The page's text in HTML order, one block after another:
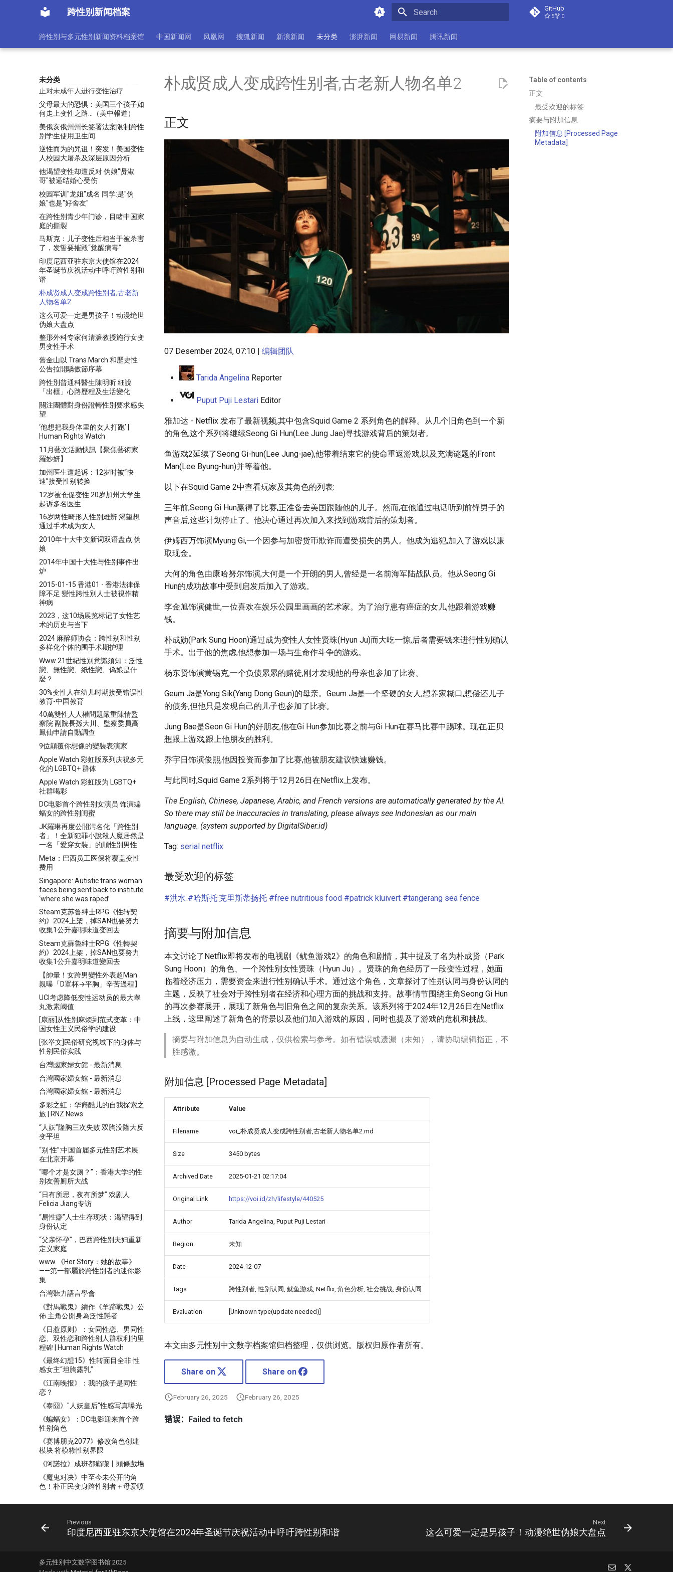
跨性别新闻档案 GitHub
5 0
跨性别与多元性别新闻资料档案馆 中国新闻网 凤凰网 搜狐新闻 新浪新闻 未分类 澎湃新闻 网易新闻 腾讯新闻
未分类
[我是跨男不是Ｔ】 政大生勇敢追
尋自我性別認同
一醒来惊觉遭“变性成女生”，还被
最高院可能支持田纳西州禁令 阻
止对未成年人进行变性治疗
父母最大的恐惧：美国三个孩子如
何走上变性之路…（美中報道）
美俄亥俄州州长签署法案限制跨性
别学生使用卫生间
逆性而为的咒诅！突发！美国变性
人校园大屠杀及深层原因分析
他渴望变性却遭反对 伪娘"贤淑
哥"被逼结婚心受伤
校园军训"龙姐"成名 同学:是"伪
娘"也是"好舍友"
在跨性别青少年门诊，目睹中国家
庭的撕裂
马斯克：儿子变性后相当于被杀害
了，发誓要摧毁“觉醒病毒”
印度尼西亚驻东京大使馆在2024
年圣诞节庆祝活动中呼吁跨性别和
谐
朴成贤成人变成跨性别者,古老新
人物名单2
这么可爱一定是男孩子！动漫绝世
伪娘大盘点
整形外科专家何清濂教授施行女变
男变性手术
舊金山以 Trans March 和歷史性
公告拉開驕傲節序幕
跨性別普通科醫生陳明昕 細說
「出櫃」心路歷程及生活變化
關注團體對身份證轉性別要求感失
望
‘他想把我身体里的女人打跑’ |
Human Rights Watch
11月藝文活動快訊【聚焦藝術家
羅妙妍】
加州医生遭起诉：12岁时被“快
速”接受性别转换
12岁被仓促变性 20岁加州大学生
起诉多名医生
16岁两性畸形人性别难辨 渴望想
通过手术成为女人
2010年十大中文新词双语盘点:伪
娘
2014年中国十大性与性别事件出
炉
2015-01-15 香港01 - 香港法律保
障不足 變性跨性別人士被視作精
神病
2023，这10场展览标记了女性艺
术的历史与当下
2024 麻醉师协会：跨性别和性别
多样化个体的围手术期护理
Www 21世紀性別意識須知：泛性
戀、無性戀、紙性戀、偽娘是什
麼？
30%变性人在幼儿时期接受错误性
教育-中国教育
40萬雙性人人權問題嚴重陳情監
察院 副院長孫大川、監察委員高
鳳仙申請自動調查
9位顛覆你想像的變裝表演家
Apple Watch 彩虹版系列庆祝多元
化的 LGBTQ+ 群体
Apple Watch 彩虹版为 LGBTQ+
社群喝彩
DC电影首个跨性别女演员 饰演蝙
蝠女的跨性别闺蜜
JK羅琳再度公開污名化「跨性別
者」！全新犯罪小說殺人魔居然是
一名「愛穿女裝」的順性別男性
Meta：巴西员工医保将覆盖变性
费用
Singapore: Autistic trans woman
faces being sent back to institute
‘where she was raped’
Steam克苏鲁绅士RPG《性转契
约》2024上架，掉SAN也要努力
收集1公升嘉明味道变回去
Steam克蘇魯紳士RPG《性轉契
約》2024上架，掉SAN也要努力
收集1公升嘉明味道變回去
【帥暈！女跨男變性外表超Man
親曝「D罩杯→平胸」辛苦過程】
UCI考虑降低变性运动员的最大睾
丸激素阈值
[康丽]从性别麻烦到范式变革：中
国女性主义民俗学的建设
[张举文]民俗研究视域下的身体与
性别民俗实践
台灣國家婦女館 - 最新消息
台灣國家婦女館 - 最新消息
台灣國家婦女館 - 最新消息
多彩之虹：华裔酷儿的自我探索之
旅 | RNZ News
“人妖”隆胸三次失败 双胸没隆大反
变平坦
“别·性”:中国首届多元性别艺术展
在北京开幕
“哪个才是女厕？”：香港大学的性
别友善厕所大战
“日有所思，夜有所梦” 戏剧人
Felicia Jiang专访
“易性癖”人士生存现状：渴望得到
身份认定
“父亲怀孕”，巴西跨性别夫妇重新
定义家庭
www 《Her Story：她的故事》
——第一部屬於跨性別者的迷你影
集
台灣聽力語言學會
《對馬戰鬼》續作《羊蹄戰鬼》公
佈 主角公開身為泛性戀者
《日惹原则》：女同性恋、男同性
恋、双性恋和跨性别人群权利的里
程碑 | Human Rights Watch
《最终幻想15》性转面目全非 性
感女主“坦胸露乳”
《江南晚报》：我的孩子是同性
恋？
《泰囧》"人妖皇后"性感写真曝光
《蝙蝠女》：DC电影迎来首个跨
性别角色
《赛博朋克2077》修改角色创建
模块 将模糊性别界限
《阿諾拉》成班都癲㗎丨頭條戲場
《魔鬼对决》中至今未公开的角
色！朴正民变身跨性别者＋母爱喷
性別角色」
《龙腾4》能创建变性人角色：而
Table of contents
正文
最受欢迎的标签
摘要与附加信息
附加信息 [Processed Page
Metadata]
朴成贤成人变成跨性别者,古老新人物名单2
正文
07 Desember 2024, 07:10 | 编辑团队
Tarida Angelina Reporter
Puput Puji Lestari Editor
雅加达 - Netflix 发布了最新视频,其中包含Squid Game 2 系列角色的解释。从几个旧角色到一个新
的角色,这个系列将继续Seong Gi Hun(Lee Jung Jae)寻找游戏背后的策划者。
鱼游戏2延续了Seong Gi-hun(Lee Jung-jae),他带着结束它的使命重返游戏,以及充满谜题的Front
Man(Lee Byung-hun)并等着他。
以下在Squid Game 2中查看玩家及其角色的列表:
三年前,Seong Gi Hun赢得了比赛,正准备去美国跟随他的儿子。然而,在他通过电话听到前锋男子的
声音后,这些计划停止了。他决心通过再次加入来找到游戏背后的策划者。
伊姆西万饰演Myung Gi,一个因参与加密货币欺诈而遭受损失的男人。他成为逃犯,加入了游戏以赚
取现金。
大何的角色由康哈努尔饰演,大何是一个开朗的男人,曾经是一名前海军陆战队员。他从Seong Gi
Hun的成功故事中受到启发后加入了游戏。
李金旭饰演健世,一位喜欢在娱乐公园里画画的艺术家。为了治疗患有癌症的女儿,他跟着游戏赚
钱。
朴成勋(Park Sung Hoon)通过成为变性人女性贤珠(Hyun Ju)而大吃一惊,后者需要钱来进行性别确认
手术。出于他的焦虑,他想参加一场与生命作斗争的游戏。
杨东贤饰演黄锡克,一个负债累累的赌徒,刚才发现他的母亲也参加了比赛。
Geum Ja是Yong Sik(Yang Dong Geun)的母亲。Geum Ja是一个坚硬的女人,想养家糊口,想偿还儿子
的债务,但他只是发现自己的儿子也参加了比赛。
Jung Bae是Seon Gi Hun的好朋友,他在Gi Hun参加比赛之前与Gi Hun在赛马比赛中踢球。现在,正贝
想跟上游戏,跟上他朋友的胜利。
乔宇日饰演俊熙,他因投资而参加了比赛,他被朋友建议快速赚钱。
与此同时,Squid Game 2系列将于12月26日在Netflix上发布。
The English, Chinese, Japanese, Arabic, and French versions are automatically generated by the AI.
So there may still be inaccuracies in translating, please always see Indonesian as our main
language. (system supported by DigitalSiber.id)
Tag: serial netflix
最受欢迎的标签
#洪水 #哈斯托·克里斯蒂扬托 #free nutritious food #patrick kluivert #tangerang sea fence
摘要与附加信息
本文讨论了Netflix即将发布的电视剧《鱿鱼游戏2》的角色和剧情，其中提及了名为朴成贤（Park
Sung Hoon）的角色、一个跨性别女性贤珠（Hyun Ju）。贤珠的角色经历了一段变性过程，她面
临着经济压力，需要资金来进行性别确认手术。通过这个角色，文章探讨了性别认同与身份认同的
主题，反映了社会对于跨性别者在经济和心理方面的挑战和支持。故事情节围绕主角Seong Gi Hun
的再次参赛展开，展现了新角色与旧角色之间的复杂关系。该系列将于2024年12月26日在Netflix
上线，这里阐述了新角色的背景以及他们加入游戏的原因，同时也提及了游戏的危机和挑战。
摘要与附加信息为自动生成，仅供检索与参考。如有错误或遗漏（未知），请协助编辑指正，不
胜感激。
附加信息 [Processed Page Metadata]
Attribute Value
Filename voi_朴成贤成人变成跨性别者,古老新人物名单2.md
Size 3450 bytes
Archived Date 2025-01-21 02:17:04
Original Link https://voi.id/zh/lifestyle/440525
Author Tarida Angelina, Puput Puji Lestari
Region 未知
Date 2024-12-07
Tags 跨性别者, 性别认同, 鱿鱼游戏, Netflix, 角色分析, 社会挑战, 身份认同
Evaluation [Unknown type(update needed)]
本文由多元性别中文数字档案馆归档整理，仅供浏览。版权归原作者所有。
Share on Share on
February 26, 2025 February 26, 2025
Previous
印度尼西亚驻东京大使馆在2024年圣诞节庆祝活动中呼吁跨性别和谐
Next
这么可爱一定是男孩子！动漫绝世伪娘大盘点
多元性别中文数字图书馆 2025